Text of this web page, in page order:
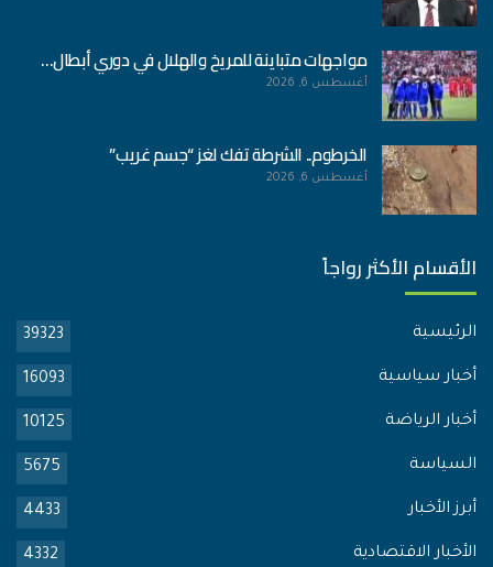
مواجهات متباينة للمريخ والهلال في دوري أبطال…
أغسطس 6, 2026
الخرطوم.. الشرطة تفك لغز “جسم غريب”
أغسطس 6, 2026
الأقسام الأكثر رواجاً
الرئيسية 39323
أخبار سياسية 16093
أخبار الرياضة 10125
السياسة 5675
أبرز الأخبار 4433
الأخبار الاقتصادية 4332